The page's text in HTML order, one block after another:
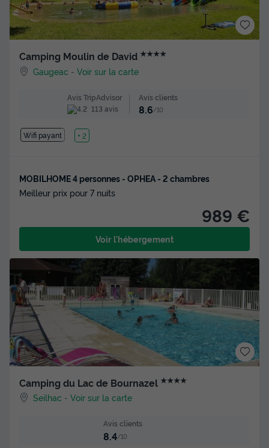
Camping Moulin de David ★★★★
Gaugeac -Voir sur la carte
Avis TripAdvisor
113 avis
Avis clients
8.6/10
Wifi payant Lac
+ 2
MOBILHOME 4 personnes - OPHEA - 2 chambres
Meilleur prix pour 7 nuits
989 €
Voir l'hébergement
Camping du Lac de Bournazel ★★★★
Seilhac -Voir sur la carte
Avis clients
8.4/10